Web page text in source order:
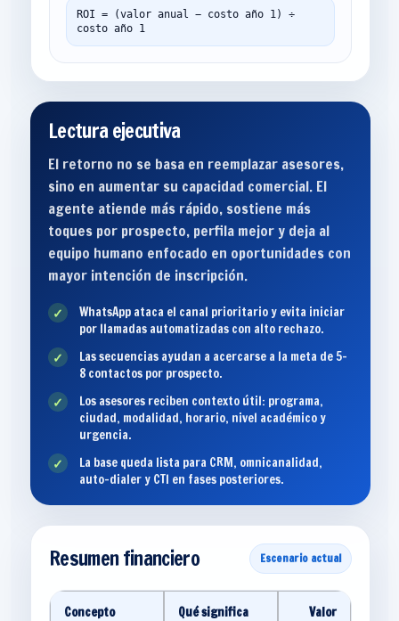
ROI = (valor anual − costo año 1) ÷
costo año 1
Lectura ejecutiva
El retorno no se basa en reemplazar asesores,
sino en aumentar su capacidad comercial. El
agente atiende más rápido, sostiene más
toques por prospecto, perfila mejor y deja al
equipo humano enfocado en oportunidades con
mayor intención de inscripción.
✓
WhatsApp ataca el canal prioritario y evita iniciar
por llamadas automatizadas con alto rechazo.
✓
Las secuencias ayudan a acercarse a la meta de 5–
8 contactos por prospecto.
✓
Los asesores reciben contexto útil: programa,
ciudad, modalidad, horario, nivel académico y
urgencia.
✓
La base queda lista para CRM, omnicanalidad,
auto-dialer y CTI en fases posteriores.
Resumen financiero Escenario actual
Concepto Qué significa Valor